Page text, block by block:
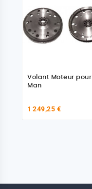
Volant Moteur pour
Man
1 249,25 €